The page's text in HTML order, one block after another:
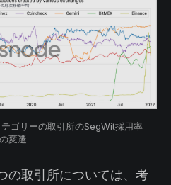
ゴリーの取引所のSegWit採用率
の変遷
の取引所については、考